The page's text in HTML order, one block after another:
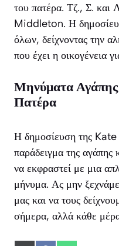
του πατέρα. Τζ., Σ. και
Middleton. Η
όλων, δείχνοντας την
που έχει η οικογένεια
Μηνύματα Αγάπης
Πατέρα
Η δημοσίευση της
παράδειγμα της αγάπης
να εκφραστεί με μια
μήνυμα. Ας μην
μας και να τους
σήμερα, αλλά κάθε